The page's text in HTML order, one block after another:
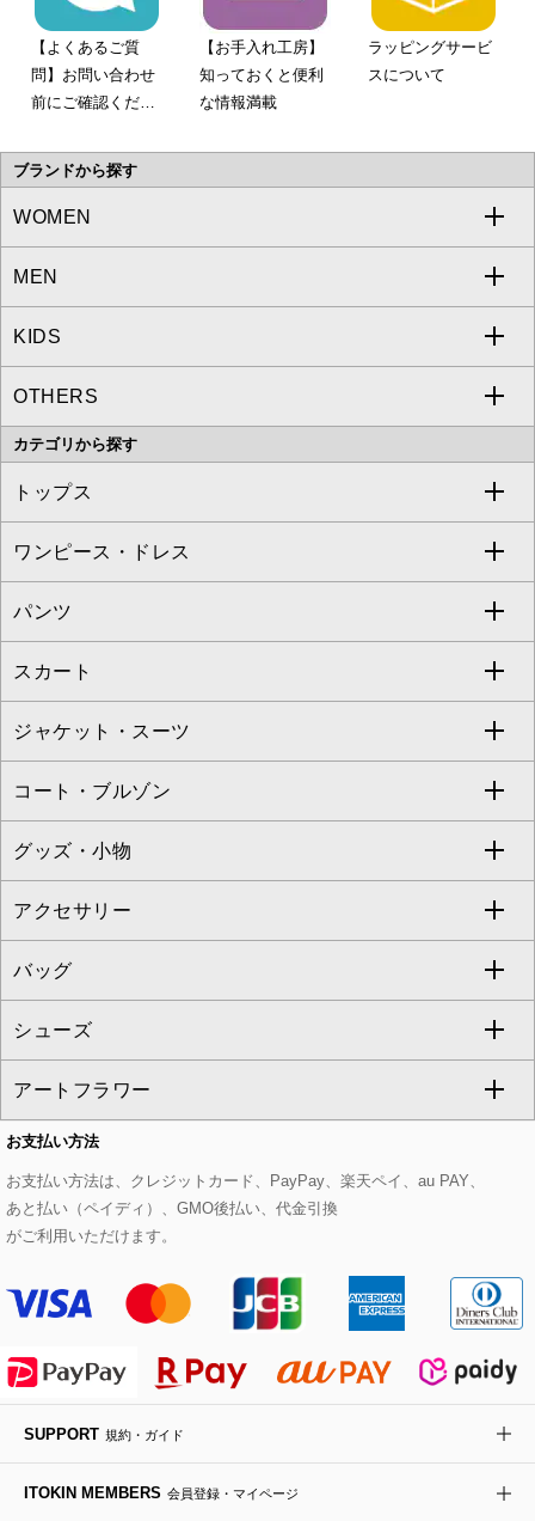
【よくあるご質
問】お問い合わせ
前にご確認くださ
【お手入れ工房】
知っておくと便利
な情報満載
ラッピングサービ
スについて
ブランドから探す
WOMEN
a.v.v
MICHEL KLEIN
MK MICHEL KLEIN
OFUON le MK
eur3
Maison de CINQ
MK MICHEL KLEIN BAG
HIROKO KOSHINO
MEN
a.v.v
MICHEL KLEIN HOMME
MK MICHEL KLEIN HOMME
KIDS
a.v.v
OTHERS
MK MICHEL KLEIN BAG
カテゴリから探す
トップス
すべてのトップス
カットソー・Tシャツ
ブラウス・シャツ
ニット・セーター
カーディガン
アンサンブルセット
ベスト・ジレ
パーカー
タンクトップ・キャミソール
スウェット・ジャージー
その他のトップス
ワンピース・ドレス
すべてのワンピース・ドレス
ワンピース
ドレス
チュニック
ジャンパースカート
その他のワンピース・ドレス
パンツ
すべてのパンツ
フルレングスパンツ
クロップド・半端丈パンツ
ガウチョ・ワイドパンツ
ハーフ・ショート丈パンツ
サロペット・オールインワン
その他のパンツ
スカート
すべてのスカート
ロング・マキシ丈スカート
ひざ丈スカート
ミモレ丈スカート
ショート・ミニ丈スカート
その他のスカート
ジャケット・スーツ
すべてのジャケット・スーツ
テーラードジャケット
ノーカラージャケット
セットアップ
セットアップジャケット
セットアップパンツ
セットアップスカート
セットアップワンピース
コート・ブルゾン
すべてのコート・ブルゾン
トレンチコート
ピーコート
ダッフルコート
チェスターコート
モッズコート
ステンカラーコート
ライダースジャケット
デニムジャケット
ダウンジャケット・コート
グッズ・小物
すべてのグッズ・小物
マスク
ストール・マフラー・スヌード
ベルト・サスペンダー
帽子
ヘアアクセサリー
ハンカチ・バンダナ
手袋
チャーム・ストラップ
アクセサリー
すべてのアクセサリー
ネックレス
ピアス・イヤリング
ブレスレット・バングル
ブローチ・コサージュ
バッグ
すべてのバッグ
トートバッグ
ショルダーバッグ
ボストンバッグ
バックパック・リュック
ボディバッグ・メッセンジャーバッグ
トラベルバッグ
シューズ
すべてのシューズ
パンプス
スニーカー
フラットシューズ
ローファー
ドレスシューズ
アートフラワー
すべてのアートフラワー
ローズ
カサブランカ・カラー
ラナンキュラス
ポプリアレンジ＆フレグランス
お支払い方法
お支払い方法は、クレジットカード、PayPay、楽天ペイ、au PAY、
あと払い（ペイディ）、GMO後払い、代金引換
がご利用いただけます。
SUPPORT 規約・ガイド
ITOKIN MEMBERS 会員登録・マイページ